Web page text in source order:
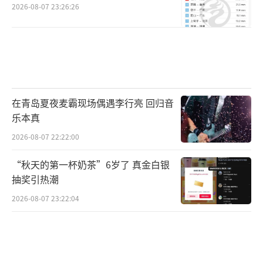
2026-08-07 23:26:26
在青岛夏夜麦霸现场偶遇李行亮 回归音
乐本真
2026-08-07 22:22:00
“秋天的第一杯奶茶”6岁了 真金白银
抽奖引热潮
2026-08-07 23:22:04